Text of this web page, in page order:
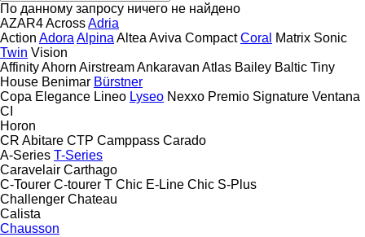
По данному запросу ничего не найдено
AZAR4AcrossAdria
Action Adora Alpina Altea Aviva Compact Coral Matrix Sonic
Twin Vision
AffinityAhorn AirstreamAnkaravan Atlas Bailey Baltic Tiny
House Benimar Bürstner
Copa Elegance Lineo Lyseo Nexxo Premio Signature Ventana
CI
Horon
CR Abitare CTP Camppass Carado
A-Series T-Series
Caravelair Carthago
C-Tourer C-tourer T Chic E-Line Chic S-Plus
Challenger Chateau
Calista
Chausson